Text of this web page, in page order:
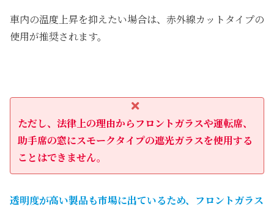
車内の温度上昇を抑えたい場合は、赤外線カットタイプの
使用が推奨されます。
ただし、法律上の理由からフロントガラスや運転席、
助手席の窓にスモークタイプの遮光ガラスを使用する
ことはできません。
透明度が高い製品も市場に出ているため、フロントガラス